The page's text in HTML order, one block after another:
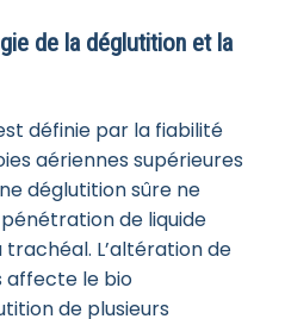
de la déglutition et la
définie par la fiabilité
aériennes supérieures
déglutition sûre ne
de liquide
L’altération de
affecte le bio
de plusieurs